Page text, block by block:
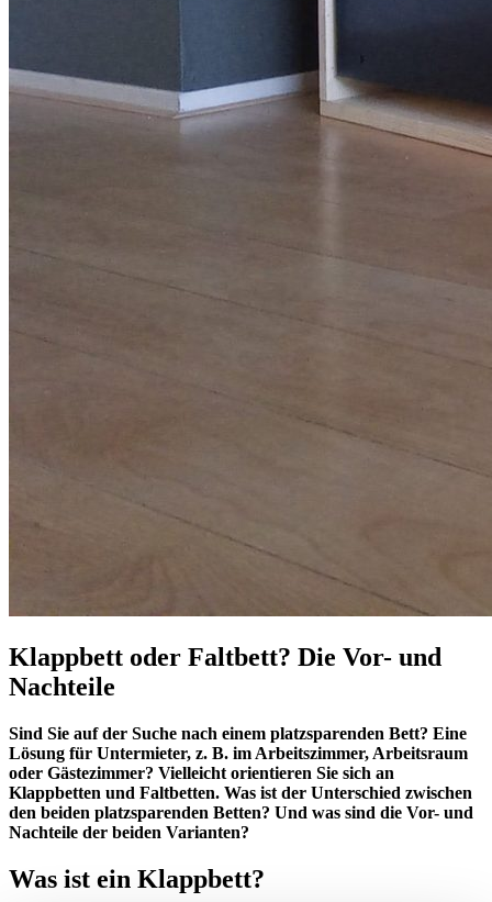
Klappbett oder Faltbett? Die Vor- und
Nachteile
Sind Sie auf der Suche nach einem platzsparenden Bett? Eine
Lösung für Untermieter, z. B. im Arbeitszimmer, Arbeitsraum
oder Gästezimmer? Vielleicht orientieren Sie sich an
Klappbetten und Faltbetten. Was ist der Unterschied zwischen
den beiden platzsparenden Betten? Und was sind die Vor- und
Nachteile der beiden Varianten?
Was ist ein Klappbett?